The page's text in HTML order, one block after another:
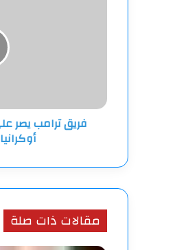
أوكرانيا
فريق ترامب يصر
أوكرانيا
مقالات ذات صلة